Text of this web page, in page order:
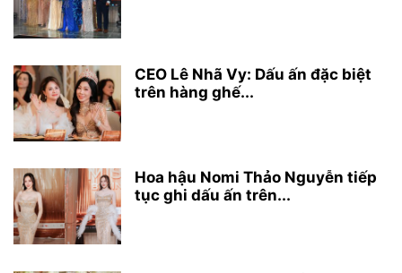
CEO Lê Nhã Vy: Dấu ấn đặc biệt
trên hàng ghế...
Hoa hậu Nomi Thảo Nguyễn tiếp
tục ghi dấu ấn trên...